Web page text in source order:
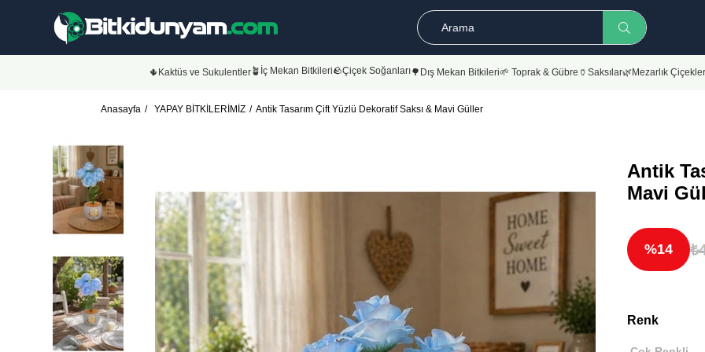
🌵Kaktüs ve Sukulentler🪴İç Mekan Bitkileri🪨Çiçek Soğanları🌳Dış Mekan Bitkileri🌱 Toprak & Gübre 🏺Saksılar🌿Mezarlık
Anasayfa YAPAY BİTKİLERİMİZ Antik Tasarım Çift Yüzlü Dekoratif Saksı & Mavi Güller
Antik
Mavi
14
Renk